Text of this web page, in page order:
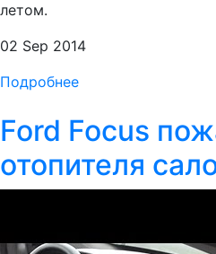
летом.
02 Sep 2014
Подробнее
Ford Focus
отопителя